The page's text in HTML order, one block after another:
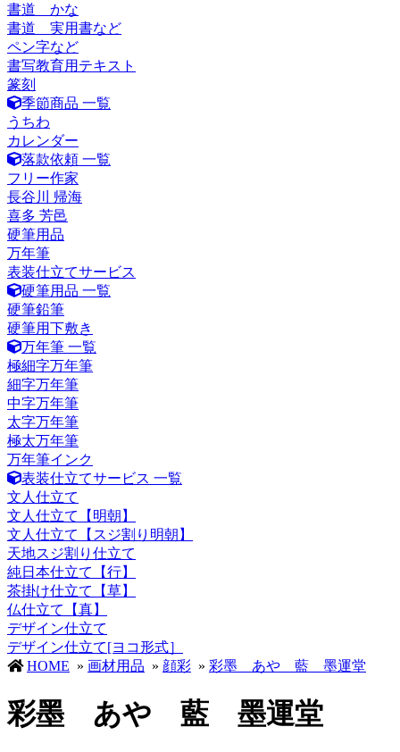
書道 かな
書道 実用書など
ペン字など
書写教育用テキスト
篆刻
季節商品 一覧
うちわ
カレンダー
落款依頼 一覧
フリー作家
長谷川 帰海
喜多 芳邑
硬筆用品
万年筆
表装仕立てサービス
硬筆用品 一覧
硬筆鉛筆
硬筆用下敷き
万年筆 一覧
極細字万年筆
細字万年筆
中字万年筆
太字万年筆
極太万年筆
万年筆インク
表装仕立てサービス 一覧
文人仕立て
文人仕立て【明朝】
文人仕立て【スジ割り明朝】
天地スジ割り仕立て
純日本仕立て【行】
茶掛け仕立て【草】
仏仕立て【真】
デザイン仕立て
デザイン仕立て[ヨコ形式］
HOME » 画材用品 » 顔彩 » 彩墨 あや 藍 墨運堂
彩墨 あや 藍 墨運堂